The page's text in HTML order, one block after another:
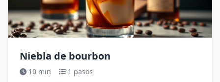
Niebla de bourbon
10 min
1 pasos